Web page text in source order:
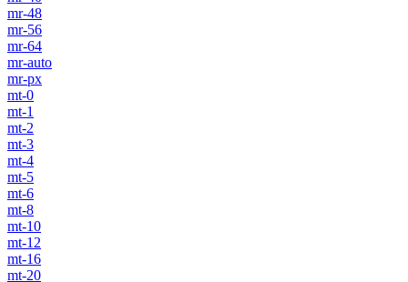
mr-48
mr-56
mr-64
mr-auto
mr-px
mt-0
mt-1
mt-2
mt-3
mt-4
mt-5
mt-6
mt-8
mt-10
mt-12
mt-16
mt-20